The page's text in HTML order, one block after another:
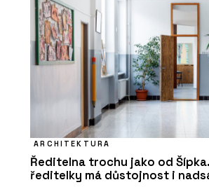
ARCHITEKTURA
Ředitelna trochu jako od
ředitelky má důstojnost i